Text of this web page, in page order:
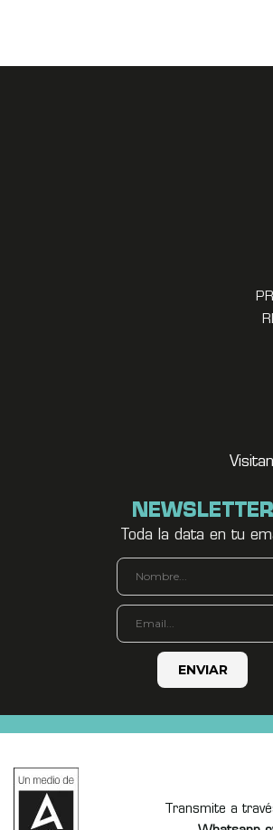
NEWSLETTER
Toda la data en tu
Transmite a